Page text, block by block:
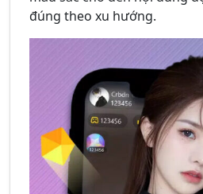
đúng theo xu hướng.